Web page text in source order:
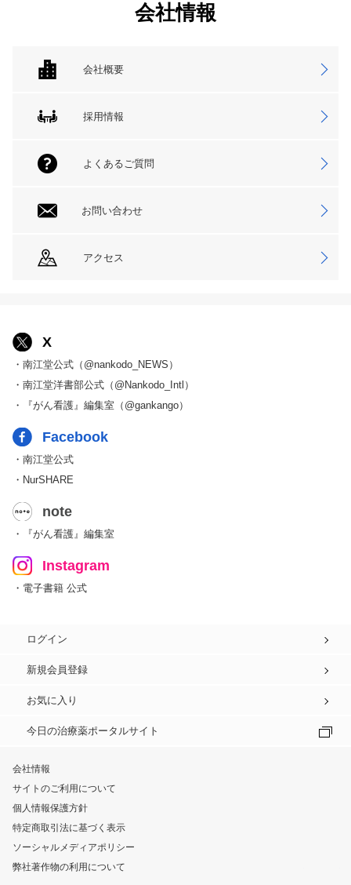
会社情報
会社概要
採用情報
よくあるご質問
お問い合わせ
アクセス
X
・南江堂公式（@nankodo_NEWS）
・南江堂洋書部公式（@Nankodo_Intl）
・『がん看護』編集室（@gankango）
Facebook
・南江堂公式
・NurSHARE
note
・『がん看護』編集室
Instagram
・電子書籍 公式
ログイン
新規会員登録
お気に入り
今日の治療薬ポータルサイト
会社情報
サイトのご利用について
個人情報保護方針
特定商取引法に基づく表示
ソーシャルメディアポリシー
弊社著作物の利用について